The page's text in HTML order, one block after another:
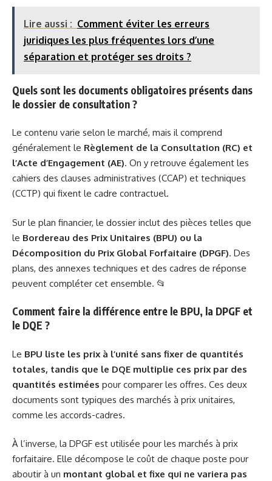
Lire aussi : Comment éviter les erreurs
juridiques les plus fréquentes lors d’une
séparation et protéger ses droits ?
Quels sont les documents obligatoires présents dans
le dossier de consultation ?
Le contenu varie selon le marché, mais il comprend
généralement le Règlement de la Consultation (RC) et
l’Acte d’Engagement (AE). On y retrouve également les
cahiers des clauses administratives (CCAP) et techniques
(CCTP) qui fixent le cadre contractuel.
Sur le plan financier, le dossier inclut des pièces telles que
le Bordereau des Prix Unitaires (BPU) ou la
Décomposition du Prix Global Forfaitaire (DPGF). Des
plans, des annexes techniques et des cadres de réponse
peuvent compléter cet ensemble. 📂
Comment faire la différence entre le BPU, la DPGF et
le DQE ?
Le BPU liste les prix à l’unité sans fixer de quantités
totales, tandis que le DQE multiplie ces prix par des
quantités estimées pour comparer les offres. Ces deux
documents sont typiques des marchés à prix unitaires,
comme les accords-cadres.
À l’inverse, la DPGF est utilisée pour les marchés à prix
forfaitaire. Elle décompose le coût de chaque poste pour
aboutir à un montant global et fixe qui ne variera pas